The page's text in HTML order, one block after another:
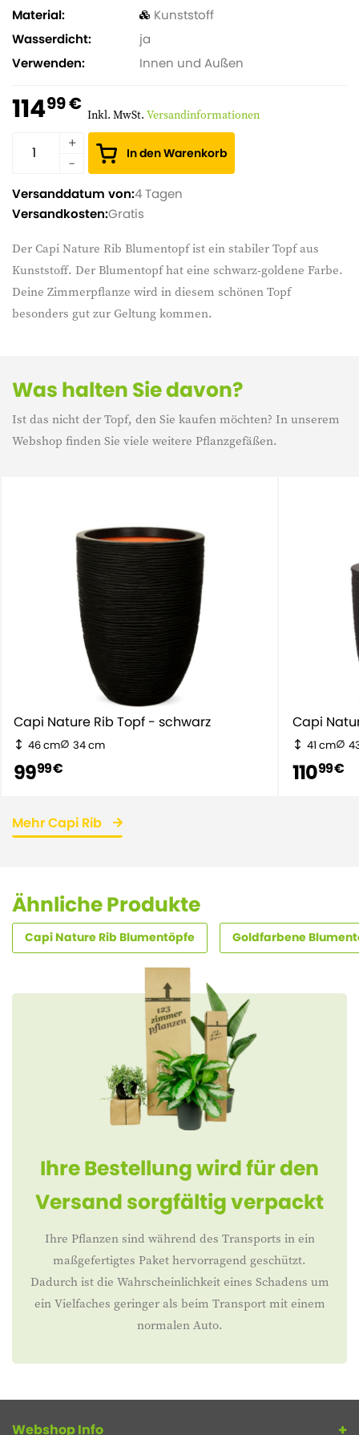
Der Capi Nature Rib Blumentopf ist ein stabiler Topf aus
Kunststoff. Der Blumentopf hat eine schwarz-goldene Farbe.
Deine Zimmerpflanze wird in diesem schönen Topf
besonders gut zur Geltung kommen.
Material
Kunststoff
Wasserdicht
ja
Verwenden
Innen und Außen
11499 € Inkl. MwSt. Versandinformationen
In den Warenkorb
Versanddatum von:4 Tagen
Versandkosten:Gratis
Was halten Sie davon?
Ist das nicht der Topf, den Sie kaufen möchten? In unserem
Webshop finden Sie viele weitere Pflanzgefäßen.
Capi Nature Rib Topf - schwarz
46 cm 34 cm
9999 €
Capi
41 cm
11099 €
Mehr Capi Rib
Ähnliche Produkte
Capi Nature Rib Blumentöpfe Goldfarbene
Ihre Bestellung wird für den
Versand sorgfältig verpackt
Ihre Pflanzen sind während des Transports in ein
maßgefertigtes Paket hervorragend geschützt.
Dadurch ist die Wahrscheinlichkeit eines Schadens um
ein Vielfaches geringer als beim Transport mit einem
normalen Auto.
Webshop Info